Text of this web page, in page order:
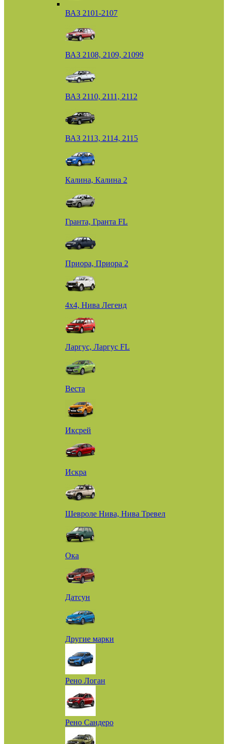
ВАЗ 2101-2107
ВАЗ 2108, 2109, 21099
ВАЗ 2110, 2111, 2112
ВАЗ 2113, 2114, 2115
Калина, Калина 2
Гранта, Гранта FL
Приора, Приора 2
4х4, Нива Легенд
Ларгус, Ларгус FL
Веста
Иксрей
Искра
Шевроле Нива, Нива Тревел
Ока
Датсун
Другие марки
Рено Логан
Рено Сандеро